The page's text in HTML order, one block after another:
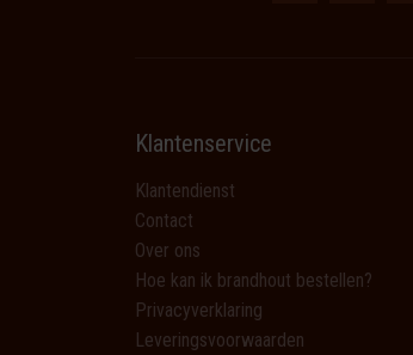
Klantenservice
Klantendienst
Contact
Over ons
Hoe kan ik brandhout bestellen?
Privacyverklaring
Leveringsvoorwaarden